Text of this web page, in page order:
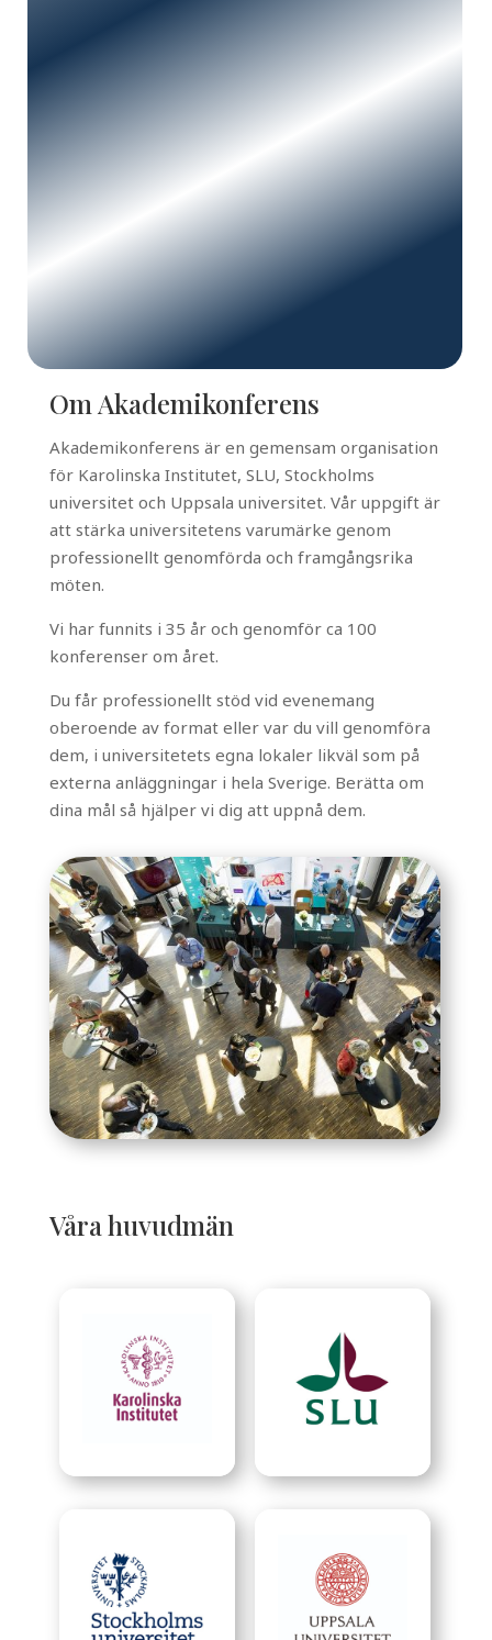
Om Akademikonferens
Akademikonferens är en gemensam organisation
för Karolinska Institutet, SLU, Stockholms
universitet och Uppsala universitet. Vår uppgift är
att stärka universitetens varumärke genom
professionellt genomförda och framgångsrika
möten.
Vi har funnits i 35 år och genomför ca 100
konferenser om året.
Du får professionellt stöd vid evenemang
oberoende av format eller var du vill genomföra
dem, i universitetets egna lokaler likväl som på
externa anläggningar i hela Sverige. Berätta om
dina mål så hjälper vi dig att uppnå dem.
Våra huvudmän